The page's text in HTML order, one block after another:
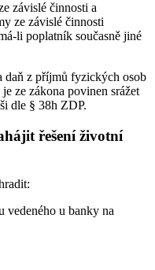
závislé činnosti a
ze závislé činnosti
li poplatník současně jiné
daň z příjmů fyzických osob
ze zákona povinen srážet
dle § 38h ZDP.
řešení životní
vedeného u banky na